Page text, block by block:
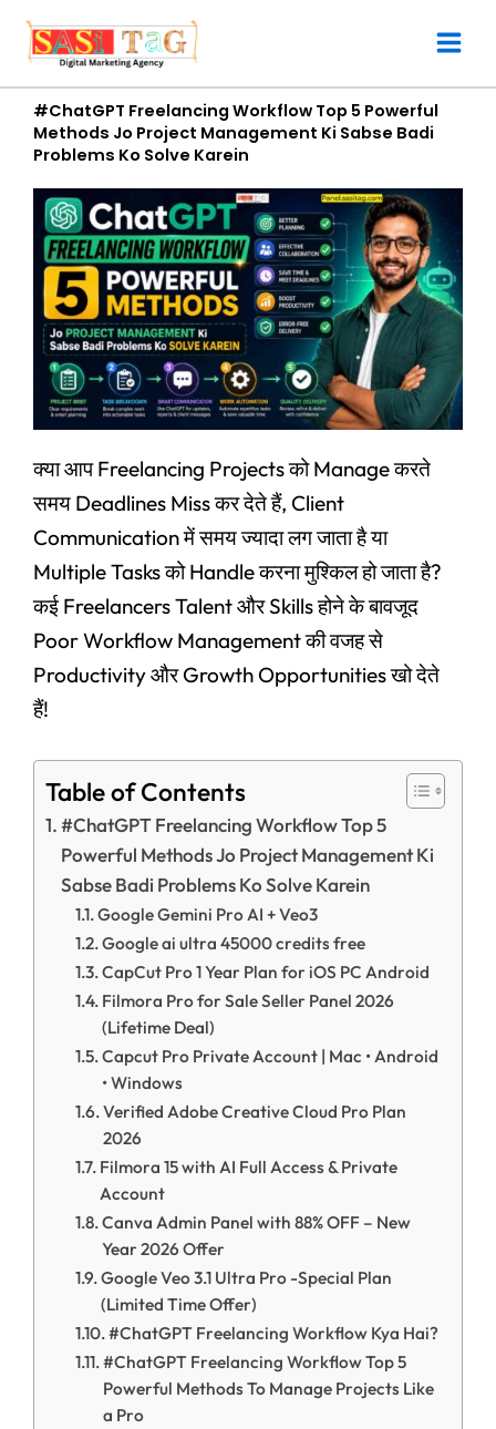
content
#ChatGPT Freelancing Workflow Top 5 Powerful
Methods Jo Project Management Ki Sabse Badi
Problems Ko Solve Karein
क्या आप Freelancing Projects को Manage करते
समय Deadlines Miss कर देते हैं, Client
Communication में समय ज्यादा लग जाता है या
Multiple Tasks को Handle करना मुश्किल हो जाता है?
कई Freelancers Talent और Skills होने के बावजूद
Poor Workflow Management की वजह से
Productivity और Growth Opportunities खो देते
हैं!
Table of Contents
#ChatGPT Freelancing Workflow Top 5
Powerful Methods Jo Project Management Ki
Sabse Badi Problems Ko Solve Karein
Google Gemini Pro AI + Veo3
Google ai ultra 45000 credits free
CapCut Pro 1 Year Plan for iOS PC Android
Filmora Pro for Sale Seller Panel 2026
(Lifetime Deal)
Capcut Pro Private Account | Mac • Android
• Windows
Verified Adobe Creative Cloud Pro Plan
2026
Filmora 15 with AI Full Access & Private
Account
Canva Admin Panel with 88% OFF – New
Year 2026 Offer
Google Veo 3.1 Ultra Pro -Special Plan
(Limited Time Offer)
#ChatGPT Freelancing Workflow Kya Hai?
#ChatGPT Freelancing Workflow Top 5
Powerful Methods To Manage Projects Like
a Pro